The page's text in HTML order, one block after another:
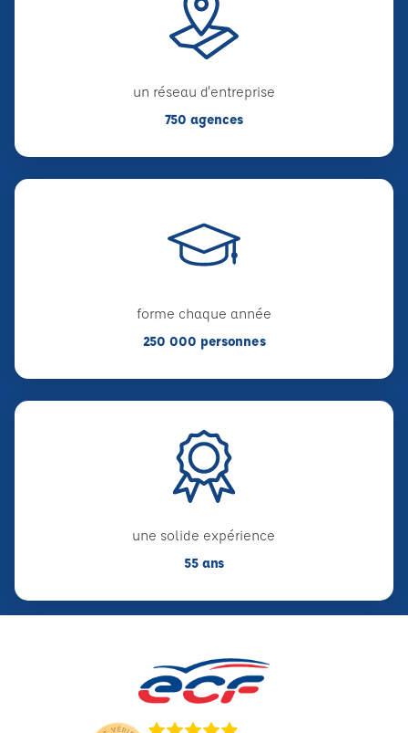
un réseau d'entreprise
750 agences
forme chaque année
250 000 personnes
une solide expérience
55 ans